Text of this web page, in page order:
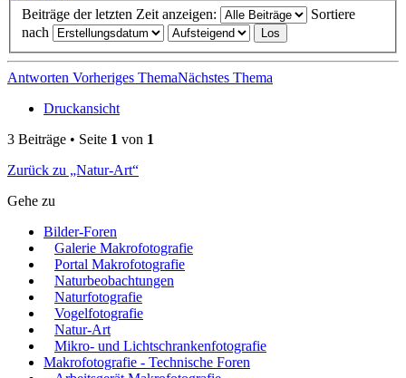
Beiträge der letzten Zeit anzeigen:
Sortiere
nach
Antworten Vorheriges ThemaNächstes Thema
Druckansicht
3 Beiträge • Seite 1 von 1
Zurück zu „Natur-Art“
Gehe zu
Bilder-Foren
Galerie Makrofotografie
Portal Makrofotografie
Naturbeobachtungen
Naturfotografie
Vogelfotografie
Natur-Art
Mikro- und Lichtschrankenfotografie
Makrofotografie - Technische Foren